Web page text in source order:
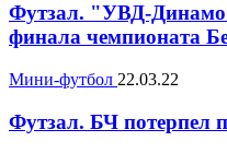
Футзал. "УВД-
финала чемпионата
Мини-футбол 22.03.22
Футзал. БЧ потерпел